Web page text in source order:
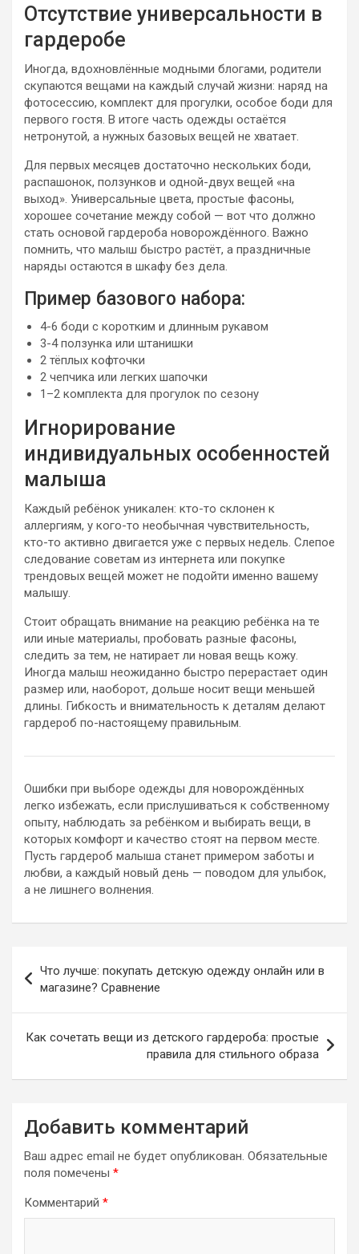
Отсутствие универсальности в
гардеробе
Иногда, вдохновлённые модными блогами, родители
скупаются вещами на каждый случай жизни: наряд на
фотосессию, комплект для прогулки, особое боди для
первого гостя. В итоге часть одежды остаётся
нетронутой, а нужных базовых вещей не хватает.
Для первых месяцев достаточно нескольких боди,
распашонок, ползунков и одной-двух вещей «на
выход». Универсальные цвета, простые фасоны,
хорошее сочетание между собой — вот что должно
стать основой гардероба новорождённого. Важно
помнить, что малыш быстро растёт, а праздничные
наряды остаются в шкафу без дела.
Пример базового набора:
4-6 боди с коротким и длинным рукавом
3-4 ползунка или штанишки
2 тёплых кофточки
2 чепчика или легких шапочки
1–2 комплекта для прогулок по сезону
Игнорирование
индивидуальных особенностей
малыша
Каждый ребёнок уникален: кто-то склонен к
аллергиям, у кого-то необычная чувствительность,
кто-то активно двигается уже с первых недель. Слепое
следование советам из интернета или покупке
трендовых вещей может не подойти именно вашему
малышу.
Стоит обращать внимание на реакцию ребёнка на те
или иные материалы, пробовать разные фасоны,
следить за тем, не натирает ли новая вещь кожу.
Иногда малыш неожиданно быстро перерастает один
размер или, наоборот, дольше носит вещи меньшей
длины. Гибкость и внимательность к деталям делают
гардероб по-настоящему правильным.
Ошибки при выборе одежды для новорождённых
легко избежать, если прислушиваться к собственному
опыту, наблюдать за ребёнком и выбирать вещи, в
которых комфорт и качество стоят на первом месте.
Пусть гардероб малыша станет примером заботы и
любви, а каждый новый день — поводом для улыбок,
а не лишнего волнения.
по
записям
Что лучше: покупать детскую одежду онлайн или в
магазине? Сравнение
Как сочетать вещи из детского гардероба: простые
правила для стильного образа
Добавить комментарий
Ваш адрес email не будет опубликован. Обязательные
поля помечены *
Комментарий *